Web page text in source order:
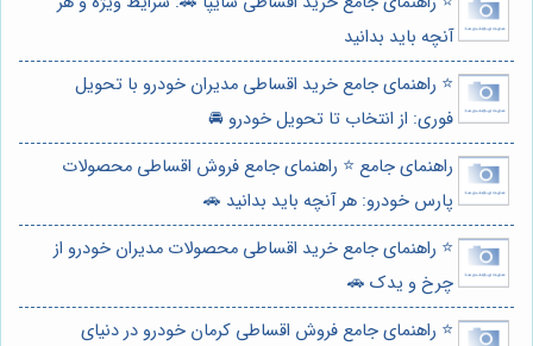
آنچه باید بدانید
⭐️ راهنمای جامع خرید اقساطی مدیران خودرو با تحویل
فوری: از انتخاب تا تحویل خودرو 🚘
راهنمای جامع ⭐️ راهنمای جامع فروش اقساطی محصولات
پارس خودرو: هر آنچه باید بدانید 🚗
⭐️ راهنمای جامع خرید اقساطی محصولات مدیران خودرو از
چرخ و یدک 🚗
⭐️ راهنمای جامع فروش اقساطی کرمان خودرو در دنیای